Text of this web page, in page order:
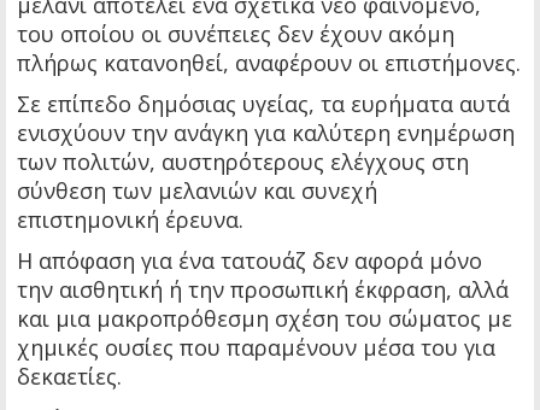
του οποίου οι συνέπειες δεν έχουν ακόμη
πλήρως κατανοηθεί, αναφέρουν οι επιστήμονες.
Σε επίπεδο δημόσιας υγείας, τα ευρήματα αυτά
ενισχύουν την ανάγκη για καλύτερη ενημέρωση
των πολιτών, αυστηρότερους ελέγχους στη
σύνθεση των μελανιών και συνεχή
επιστημονική έρευνα.
Η απόφαση για ένα τατουάζ δεν αφορά μόνο
την αισθητική ή την προσωπική έκφραση, αλλά
και μια μακροπρόθεσμη σχέση του σώματος με
χημικές ουσίες που παραμένουν μέσα του για
δεκαετίες.